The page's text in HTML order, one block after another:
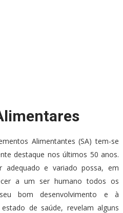
Alimentantes (SA) tem-se
destaque nos últimos 50 anos.
adequado e variado possa, em
a um ser humano todos os
bom desenvolvimento e à
de saúde, revelam alguns